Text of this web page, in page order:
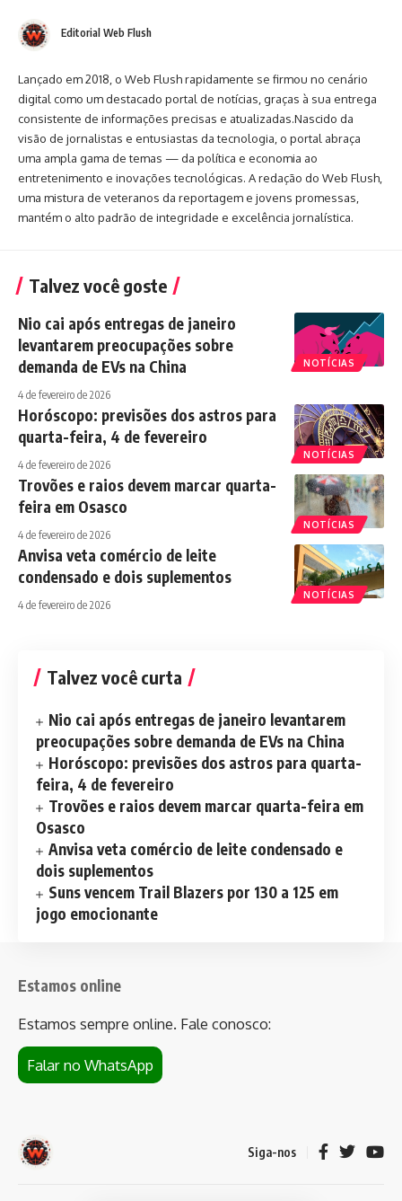
Editorial Web Flush
Lançado em 2018, o Web Flush rapidamente se firmou no cenário
digital como um destacado portal de notícias, graças à sua entrega
consistente de informações precisas e atualizadas.Nascido da
visão de jornalistas e entusiastas da tecnologia, o portal abraça
uma ampla gama de temas — da política e economia ao
entretenimento e inovações tecnológicas. A redação do Web Flush,
uma mistura de veteranos da reportagem e jovens promessas,
mantém o alto padrão de integridade e excelência jornalística.
Talvez você goste
NOTÍCIAS
Nio cai após entregas de janeiro
levantarem preocupações sobre
demanda de EVs na China
4 de fevereiro de 2026
NOTÍCIAS
Horóscopo: previsões dos astros para
quarta-feira, 4 de fevereiro
4 de fevereiro de 2026
NOTÍCIAS
Trovões e raios devem marcar quarta-
feira em Osasco
4 de fevereiro de 2026
NOTÍCIAS
Anvisa veta comércio de leite
condensado e dois suplementos
4 de fevereiro de 2026
Talvez você curta
Nio cai após entregas de janeiro levantarem
preocupações sobre demanda de EVs na China
Horóscopo: previsões dos astros para quarta-
feira, 4 de fevereiro
Trovões e raios devem marcar quarta-feira em
Osasco
Anvisa veta comércio de leite condensado e
dois suplementos
Suns vencem Trail Blazers por 130 a 125 em
jogo emocionante
Estamos online
Estamos sempre online. Fale conosco:
Falar no WhatsApp
Siga-nos